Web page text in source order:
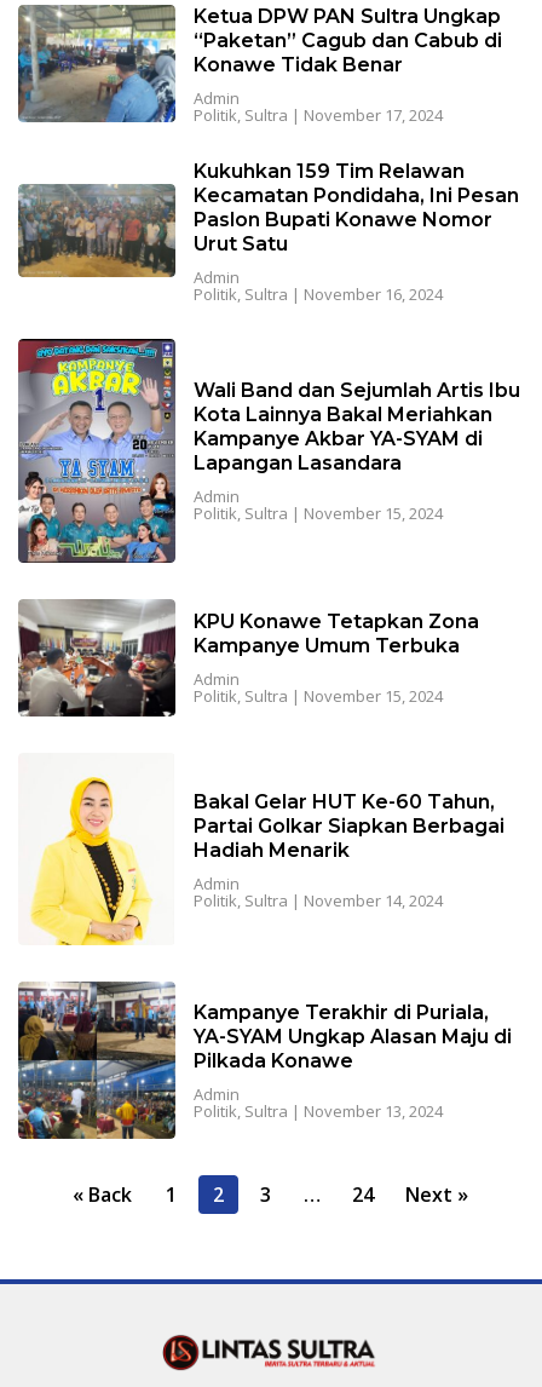
Ketua DPW PAN Sultra Ungkap
“Paketan” Cagub dan Cabub di
Konawe Tidak Benar
Admin
Politik Sultra | November 17, 2024
Kukuhkan 159 Tim Relawan
Kecamatan Pondidaha, Ini Pesan
Paslon Bupati Konawe Nomor
Urut Satu
Admin
Politik Sultra | November 16, 2024
Wali Band dan Sejumlah Artis Ibu
Kota Lainnya Bakal Meriahkan
Kampanye Akbar YA-SYAM di
Lapangan Lasandara
Admin
Politik, Sultra | November 15, 2024
KPU Konawe Tetapkan Zona
Kampanye Umum Terbuka
Admin
Politik, Sultra | November 15, 2024
Bakal Gelar HUT Ke-60 Tahun,
Partai Golkar Siapkan Berbagai
Hadiah Menarik
Admin
Politik Sultra | November 14, 2024
Kampanye Terakhir di Puriala,
YA-SYAM Ungkap Alasan Maju di
Pilkada Konawe
Admin
Politik, Sultra | November 13, 2024
t
« Back 1 2 3 … 24 Next »